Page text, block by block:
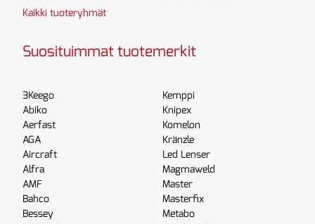
Kaikki tuoteryhmät
Suosituimmat tuotemerkit
3Keego
Abiko
Aerfast
AGA
Aircraft
Alfra
AMF
Bahco
Bessey
Kemppi
Knipex
Komelon
Kränzle
Led Lenser
Magmaweld
Master
Masterfix
Metabo